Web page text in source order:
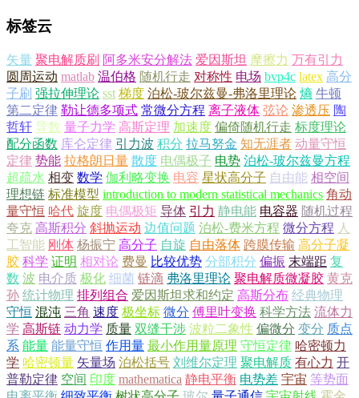
标签云
矢量 聚电解质刷 阿多米安分解法 爱因斯坦 摩擦力 万有引力
圆周运动 matlab 温伯格 随机行走 对称性 电场 bvp4c latex 高分
子刷 强拉伸理论 sst 梯度 泊松-玻尔兹曼-弗洛里理论 熵 牛顿
第二定律 勒让德多项式 常微分方程 离子液体 弦论 渗透压 陶
哲轩 导数 量子力学 高斯定理 加速度 偏倚随机行走 标度理论
配分函数 库仑定律 引力波 积分 拉马努金 知无涯者 动量守恒
定律 势能 拉格朗日量 散度 电偶极子 电势 泊松-玻尔兹曼方程
超疏水 相变 数学 伽利略变换 电容 星状高分子 自由能 相空间
理想链 标准模型 introduction to modern statistical mechanics 角动
量守恒 哈代 旋度 电偶极矩 导体 引力 静电能 电容器 随机过程
夸克 高斯积分 斜抛运动 边值问题 泊松-费米方程 微分方程 人
工智能 刚体 杨振宁 高分子 自旋 自由落体 跨膜传输 高分子凝
胶 科学 证明 相对论 费曼 比较优势 分部积分 偏振 末端距 复
数 波 电介质 极化 细菌 链滴 弗洛里理论 聚电解质微凝胶 黄克
孙 统计物理 排列组合 爱因斯坦求和约定 高斯分布 经典物理
守恒 混沌 三角 速度 极坐标 微分 傅里叶变换 科学方法 流体力
学 高斯链 动力学 质量 双缝干涉 波粒二象性 偏微分 变分 质点
系 能量 能量守恒 作用量 最小作用量原理 守恒定律 哈密顿力
学 哈密顿量 矢量场 泊松括号 刘维尔定理 聚电解质 有心力 开
普勒定律 空间 印度 mathematica 静电平衡 电势差 宇宙 等势面